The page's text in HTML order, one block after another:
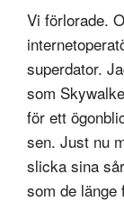
Vi förlorade.
superdator.
som
för ett
sen. Just nu
slicka sina
som de länge